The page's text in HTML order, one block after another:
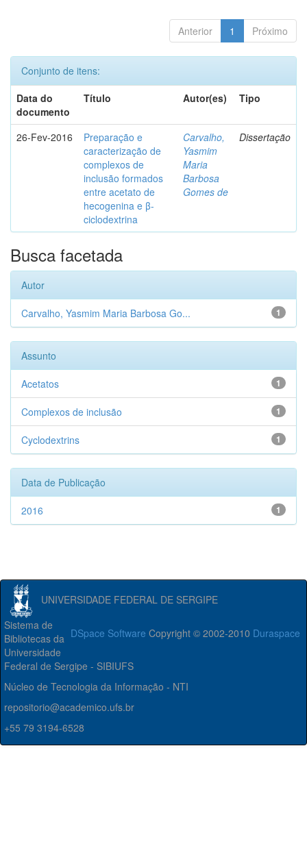
Anterior 1 Próximo
Conjunto de itens:
Data do
documento
Título Autor(es) Tipo
26-Fev-2016
Preparação e
caracterização de
complexos de
inclusão formados
entre acetato de
hecogenina e β-
ciclodextrina
Carvalho,
Yasmim
Maria
Barbosa
Gomes de
Dissertação
Busca facetada
Autor
1
Carvalho, Yasmim Maria Barbosa Go...
Assunto
1
Acetatos
1
Complexos de inclusão
1
Cyclodextrins
Data de Publicação
1
2016
UNIVERSIDADE FEDERAL DE SERGIPE
DSpace Software Copyright © 2002-2010 Duraspace
Sistema de
Bibliotecas da
Universidade
Federal de Sergipe - SIBIUFS
Núcleo de Tecnologia da Informação - NTI
repositorio@academico.ufs.br
+55 79 3194-6528